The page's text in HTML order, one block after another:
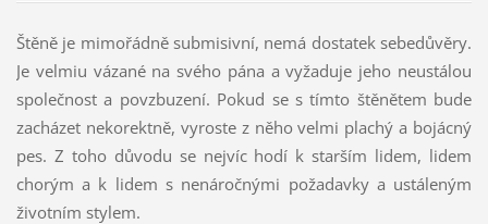
Štěně je mimořádně submisivní, nemá dostatek sebedůvěry.
Je velmiu vázané na svého pána a vyžaduje jeho neustálou
společnost a povzbuzení. Pokud se s tímto štěnětem bude
zacházet nekorektně, vyroste z něho velmi plachý a bojácný
pes. Z toho důvodu se nejvíc hodí k starším lidem, lidem
chorým a k lidem s nenáročnými požadavky a ustáleným
životním stylem.